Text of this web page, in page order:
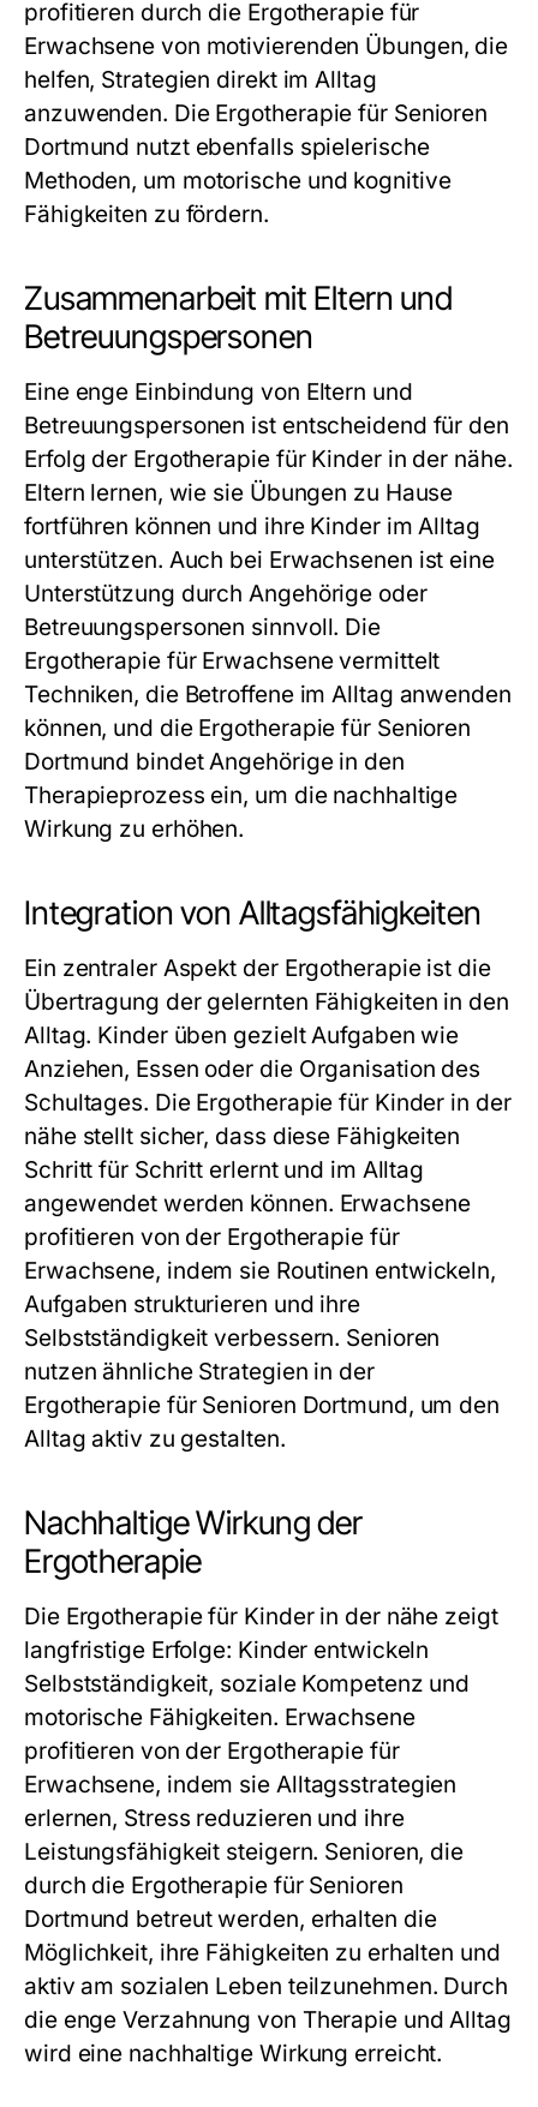
profitieren durch die Ergotherapie für
Erwachsene von motivierenden Übungen, die
helfen, Strategien direkt im Alltag
anzuwenden. Die Ergotherapie für Senioren
Dortmund nutzt ebenfalls spielerische
Methoden, um motorische und kognitive
Fähigkeiten zu fördern.
Zusammenarbeit mit Eltern und
Betreuungspersonen
Eine enge Einbindung von Eltern und
Betreuungspersonen ist entscheidend für den
Erfolg der Ergotherapie für Kinder in der nähe.
Eltern lernen, wie sie Übungen zu Hause
fortführen können und ihre Kinder im Alltag
unterstützen. Auch bei Erwachsenen ist eine
Unterstützung durch Angehörige oder
Betreuungspersonen sinnvoll. Die
Ergotherapie für Erwachsenevermittelt
Techniken, die Betroffene im Alltag anwenden
können, und die Ergotherapie für Senioren
Dortmund bindet Angehörige in den
Therapieprozess ein, um die nachhaltige
Wirkung zu erhöhen.
Integration von Alltagsfähigkeiten
Ein zentraler Aspekt der Ergotherapieist die
Übertragung der gelernten Fähigkeiten in den
Alltag. Kinder üben gezielt Aufgaben wie
Anziehen, Essen oder die Organisation des
Schultages. Die Ergotherapie für Kinder in der
nähestellt sicher, dass diese Fähigkeiten
Schritt für Schritt erlernt und im Alltag
angewendet werden können. Erwachsene
profitieren von der Ergotherapie für
Erwachsene, indem sie Routinen entwickeln,
Aufgaben strukturieren und ihre
Selbstständigkeit verbessern. Senioren
nutzen ähnliche Strategien in der
Ergotherapie für Senioren Dortmund, um den
Alltag aktiv zu gestalten.
Nachhaltige Wirkung der
Ergotherapie
Die Ergotherapie für Kinder in der nähe zeigt
langfristige Erfolge: Kinder entwickeln
Selbstständigkeit, soziale Kompetenz und
motorische Fähigkeiten. Erwachsene
profitieren von der Ergotherapie für
Erwachsene, indem sie Alltagsstrategien
erlernen, Stress reduzieren und ihre
Leistungsfähigkeit steigern. Senioren, die
durch die Ergotherapie für Senioren
Dortmund betreut werden, erhalten die
Möglichkeit, ihre Fähigkeiten zu erhalten und
aktiv am sozialen Leben teilzunehmen. Durch
die enge Verzahnung von Therapie und Alltag
wird eine nachhaltige Wirkung erreicht.